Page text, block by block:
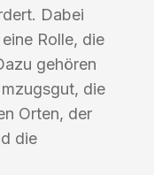
Dabei
Rolle, die
gehören
die
Orten, der
die